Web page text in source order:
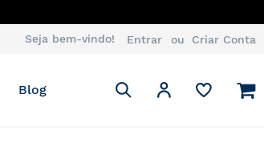
Seja bem-vindo! Entrar Criar Conta
Blog
Pesquisa
Pesquisa
Minha Conta